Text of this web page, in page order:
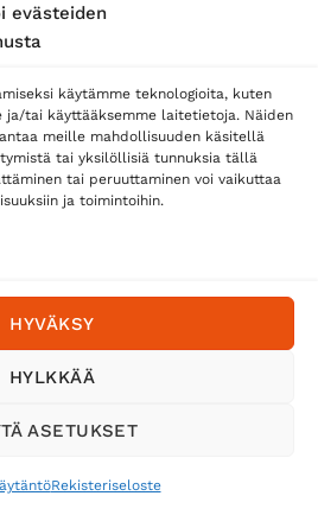
evästeiden
käytämme teknologioita, kuten
ja/tai käyttääksemme laitetietoja. Näiden
meille mahdollisuuden käsitellä
tai yksilöllisiä tunnuksia tällä
tai peruuttaminen voi vaikuttaa
ja toimintoihin.
HYVÄKSY
HYLKKÄÄ
ASETUKSET
Rekisteriseloste
erikoisalennuksia